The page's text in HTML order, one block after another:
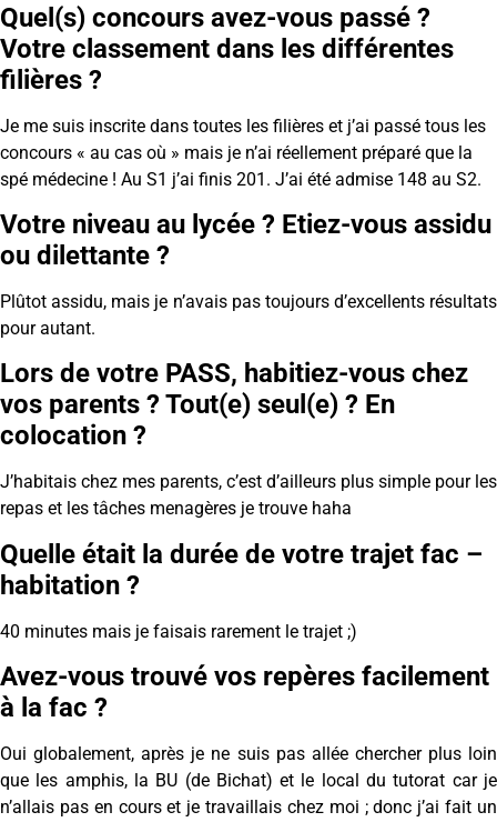
Quel(s) concours avez-vous passé ?
Votre classement dans les différentes
filières ?
Je me suis inscrite dans toutes les filières et j’ai passé tous les
concours « au cas où » mais je n’ai réellement préparé que la
spé médecine ! Au S1 j’ai finis 201. J’ai été admise 148 au S2.
Votre niveau au lycée ? Etiez-vous assidu
ou dilettante ?
Plûtot assidu, mais je n’avais pas toujours d’excellents résultats
pour autant.
Lors de votre PASS, habitiez-vous chez
vos parents ? Tout(e) seul(e) ? En
colocation ?
J’habitais chez mes parents, c’est d’ailleurs plus simple pour les
repas et les tâches menagères je trouve haha
Quelle était la durée de votre trajet fac –
habitation ?
40 minutes mais je faisais rarement le trajet ;)
Avez-vous trouvé vos repères facilement
à la fac ?
Oui globalement, après je ne suis pas allée chercher plus loin
que les amphis, la BU (de Bichat) et le local du tutorat car je
n’allais pas en cours et je travaillais chez moi ; donc j’ai fait un